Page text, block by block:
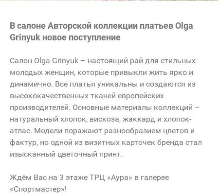
В салоне Авторской коллекции платьев Olga
Grinyuk новое поступление
Салон Olga Grinyuk – настоящий рай для стильных
молодых женщин, которые привыкли жить ярко и
динамично. Все платья уникальны и создаются из
высококачественных тканей европейских
производителей. Основные материалы коллекций –
натуральный хлопок, вискоза, жаккард и хлопок-
атлас. Модели поражают разнообразием цветов и
фактур, но одной из визитных карточек бренда стал
изысканный цветочный принт.
Ждём Вас на 3 этаже ТРЦ «Аура» в галерее
«Спортмастер»!